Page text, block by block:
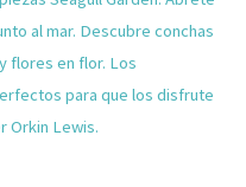
al mar. Descubre conchas
flores en flor. Los
para que los disfrute
Orkin Lewis.